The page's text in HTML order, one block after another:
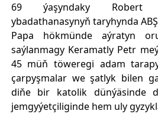
69 ýaşyndaky Robert
ybadathanasynyň taryhynda
Papa hökmünde aýratyn
saýlanmagy Keramatly Petr
45 müň töweregi adam
çarpyşmalar we şatlyk bilen
diňe bir katolik dünýäsinde
jemgyýetçiliginde hem uly